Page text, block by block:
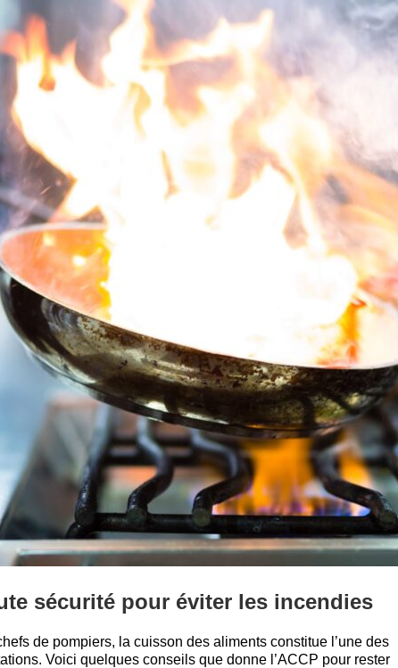
sécurité pour éviter les incendies
de pompiers, la cuisson des aliments constitue l’une des
Voici quelques conseils que donne l’ACCP pour rester